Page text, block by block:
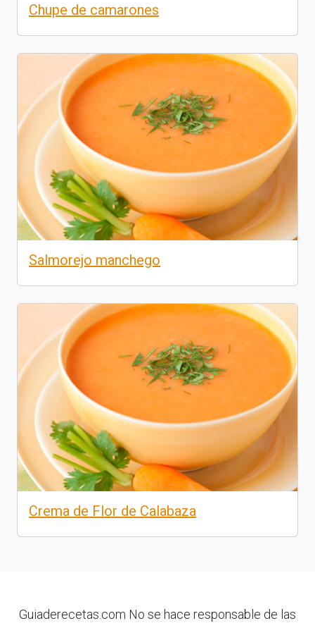
Chupe de camarones
Salmorejo manchego
Crema de Flor de Calabaza
Guiaderecetas.com No se hace responsable de las